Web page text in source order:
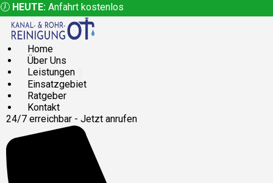
🕖 HEUTE: Anfahrt kostenlos
Home
Über Uns
Leistungen
Einsatzgebiet
Ratgeber
Kontakt
24/7 erreichbar - Jetzt anrufen